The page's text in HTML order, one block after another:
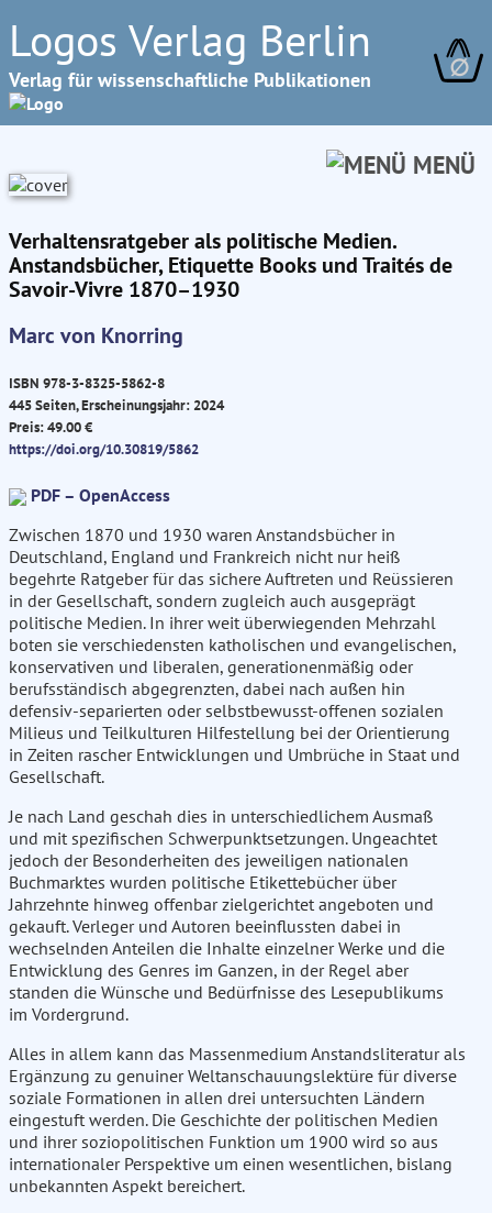
Logos Verlag Berlin
Verlag für wissenschaftliche Publikationen ∅
MENÜ
Verhaltensratgeber als politische Medien.
Anstandsbücher, Etiquette Books und Traités de
Savoir-Vivre 1870–1930
Marc von Knorring
ISBN 978-3-8325-5862-8
445 Seiten, Erscheinungsjahr: 2024
Preis: 49.00 €
https://doi.org/10.30819/5862
PDF – OpenAccess
Zwischen 1870 und 1930 waren Anstandsbücher in
Deutschland, England und Frankreich nicht nur heiß
begehrte Ratgeber für das sichere Auftreten und Reüssieren
in der Gesellschaft, sondern zugleich auch ausgeprägt
politische Medien. In ihrer weit überwiegenden Mehrzahl
boten sie verschiedensten katholischen und evangelischen,
konservativen und liberalen, generationenmäßig oder
berufsständisch abgegrenzten, dabei nach außen hin
defensiv-separierten oder selbstbewusst-offenen sozialen
Milieus und Teilkulturen Hilfestellung bei der Orientierung
in Zeiten rascher Entwicklungen und Umbrüche in Staat und
Gesellschaft.
Je nach Land geschah dies in unterschiedlichem Ausmaß
und mit spezifischen Schwerpunktsetzungen. Ungeachtet
jedoch der Besonderheiten des jeweiligen nationalen
Buchmarktes wurden politische Etikettebücher über
Jahrzehnte hinweg offenbar zielgerichtet angeboten und
gekauft. Verleger und Autoren beeinflussten dabei in
wechselnden Anteilen die Inhalte einzelner Werke und die
Entwicklung des Genres im Ganzen, in der Regel aber
standen die Wünsche und Bedürfnisse des Lesepublikums
im Vordergrund.
Alles in allem kann das Massenmedium Anstandsliteratur als
Ergänzung zu genuiner Weltanschauungslektüre für diverse
soziale Formationen in allen drei untersuchten Ländern
eingestuft werden. Die Geschichte der politischen Medien
und ihrer soziopolitischen Funktion um 1900 wird so aus
internationaler Perspektive um einen wesentlichen, bislang
unbekannten Aspekt bereichert.